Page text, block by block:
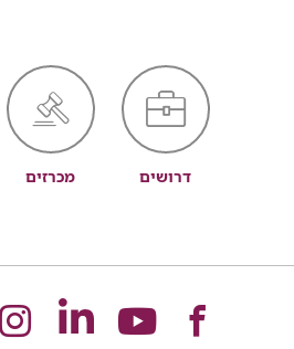
דרושים מכרזים
לעמוד
לעמוד